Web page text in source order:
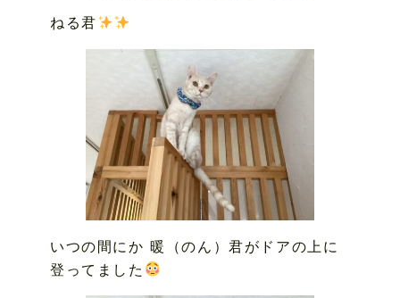
ねる君
いつの間にか 暖（のん）君がドアの上に
登ってました